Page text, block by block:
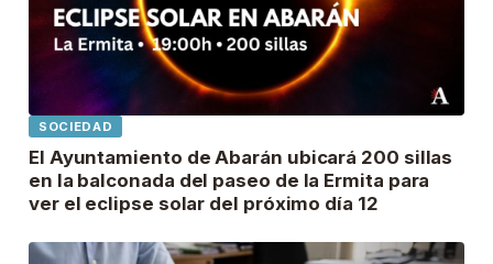
SOCIEDAD
El Ayuntamiento de Abarán ubicará 200 sillas
en la balconada del paseo de la Ermita para
ver el eclipse solar del próximo día 12